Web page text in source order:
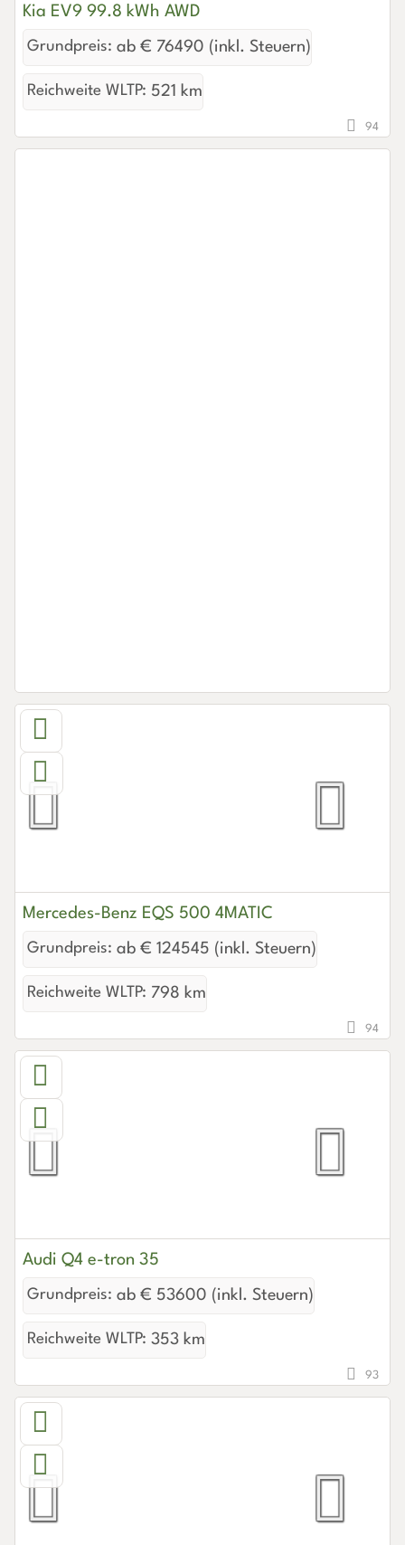
Kia EV9 99.8 kWh AWD
Grundpreis: ab € 76490 (inkl. Steuern)
Reichweite WLTP: 521 km
94
Mercedes-Benz EQS 500 4MATIC
Grundpreis: ab € 124545 (inkl. Steuern)
Reichweite WLTP: 798 km
94
Audi Q4 e-tron 35
Grundpreis: ab € 53600 (inkl. Steuern)
Reichweite WLTP: 353 km
93